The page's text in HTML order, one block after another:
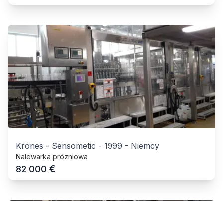
Krones - Sensometic - 1999 - Niemcy
Nalewarka próżniowa
82 000 €